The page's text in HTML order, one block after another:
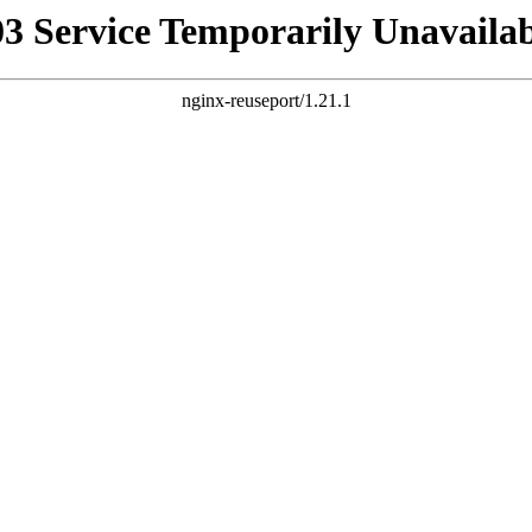
Service Temporarily
nginx-reuseport/1.21.1